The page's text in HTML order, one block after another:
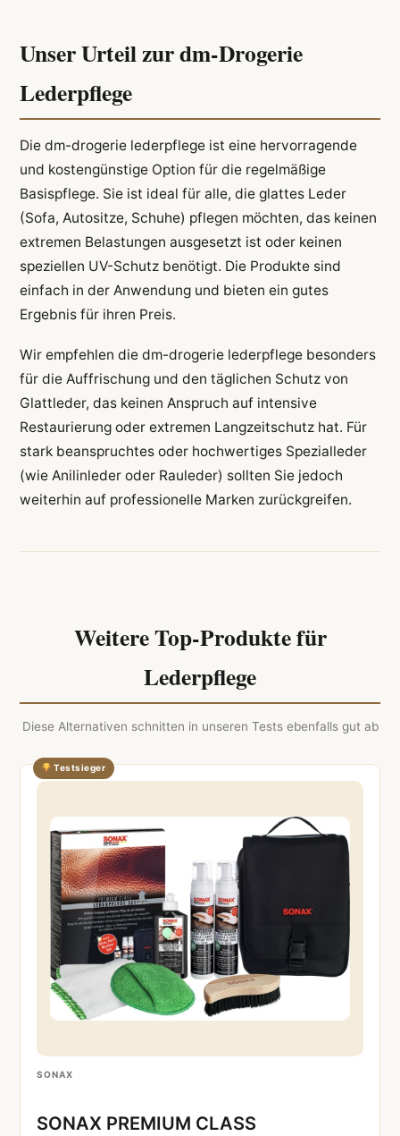
Unser Urteil zur dm-Drogerie
Lederpflege
Die dm-drogerie lederpflege ist eine hervorragende
und kostengünstige Option für die regelmäßige
Basispflege. Sie ist ideal für alle, die glattes Leder
(Sofa, Autositze, Schuhe) pflegen möchten, das keinen
extremen Belastungen ausgesetzt ist oder keinen
speziellen UV-Schutz benötigt. Die Produkte sind
einfach in der Anwendung und bieten ein gutes
Ergebnis für ihren Preis.
Wir empfehlen die dm-drogerie lederpflege besonders
für die Auffrischung und den täglichen Schutz von
Glattleder, das keinen Anspruch auf intensive
Restaurierung oder extremen Langzeitschutz hat. Für
stark beanspruchtes oder hochwertiges Spezialleder
(wie Anilinleder oder Rauleder) sollten Sie jedoch
weiterhin auf professionelle Marken zurückgreifen.
Weitere Top-Produkte für
Lederpflege
Diese Alternativen schnitten in unseren Tests ebenfalls gut ab
Testsieger
SONAX
SONAX PREMIUM CLASS